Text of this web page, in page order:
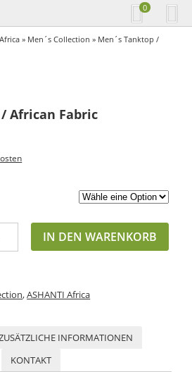
0
» Men´s Collection » Men´s Tanktop /
African Fabric
IN DEN WARENKORB
,ASHANTI Africa
INFORMATIONEN
KONTAKT